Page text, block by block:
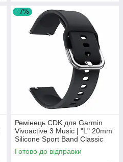
–7%
Ремінець CDK для Garmin
Vivoactive 3 Music | "L" 20mm
Silicone Sport Band Classic
(09651) (black)
Готово до відправки